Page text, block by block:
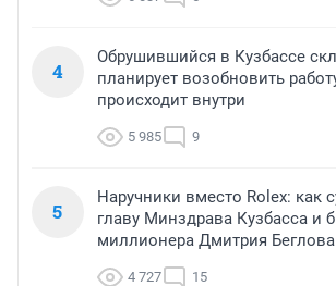
4
Обрушившийся в Кузбассе
планирует возобновить
происходит внутри
5 985 9
5
Наручники вместо Rolex: как
главу Минздрава Кузбасса и
миллионера Дмитрия Беглова
4 727 15